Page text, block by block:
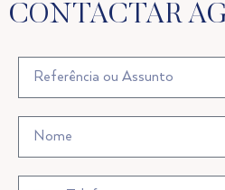
CONTACTAR